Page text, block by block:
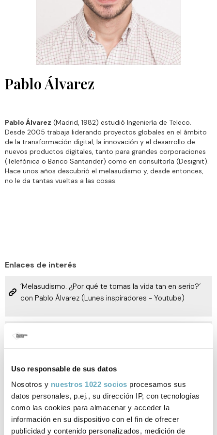
Uso responsable de sus datos
Nosotros y nuestros 1022 socios procesamos sus
datos personales, p.ej., su dirección IP, con tecnologías
como las cookies para almacenar y acceder la
información en su dispositivo con el fin de ofrecer
publicidad y contenido personalizados, medición de
Pablo Álvarez
Pablo Álvarez (Madrid, 1982) estudió Ingeniería de Teleco.
Desde 2005 trabaja liderando proyectos globales en el ámbito
de la transformación digital, la innovación y el desarrollo de
nuevos productos digitales, tanto para grandes corporaciones
(Telefónica o Banco Santander) como en consultoría (Designit).
Hace unos años descubrió el melasudismo y, desde entonces,
no le da tantas vueltas a las cosas.
Enlaces de interés
´Melasudismo. ¿Por qué te tomas la vida tan en serio?´
con Pablo Álvarez (Lunes inspiradores - Youtube)
Melasudismo, la insólita vía para encontrar el propósito
menos en serio (Abc)
Libros de Pablo Álvarez